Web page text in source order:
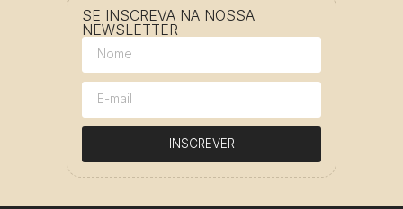
SE INSCREVA NA NOSSA
NEWSLETTER
INSCREVER